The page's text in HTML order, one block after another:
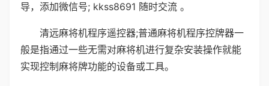
导，添加微信号; kkss8691 随时交流 。
清远麻将机程序遥控器;普通麻将机程序控牌器一
般是指通过一些无需对麻将机进行复杂安装操作就能
实现控制麻将牌功能的设备或工具。